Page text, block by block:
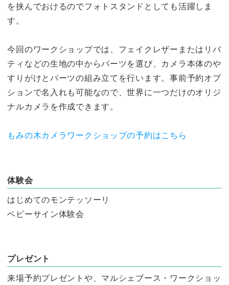
を挟んでおけるのでフォトスタンドとしても活躍しま
す。
今回のワークショップでは、フェイクレザーまたはリバ
ティなどの生地の中からパーツを選び、カメラ本体のや
すりがけとパーツの組み立てを行います。事前予約オプ
ションで名入れも可能なので、世界に一つだけのオリジ
ナルカメラを作成できます。
もみの木カメラワークショップの予約はこちら
体験会
はじめてのモンテッソーリ
ベビーサイン体験会
プレゼント
来場予約プレゼントや、マルシェブース・ワークショッ